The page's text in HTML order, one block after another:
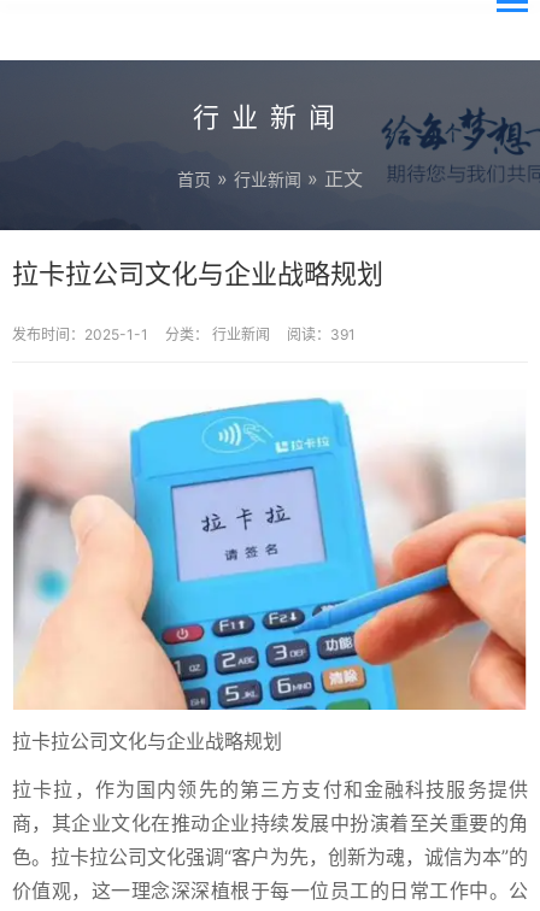
行业新闻
首页 » 行业新闻 » 正文
拉卡拉公司文化与企业战略规划
发布时间：2025-1-1 分类： 行业新闻 阅读：391
拉卡拉公司文化与企业战略规划
拉卡拉，作为国内领先的第三方支付和金融科技服务提供
商，其企业文化在推动企业持续发展中扮演着至关重要的角
色。拉卡拉公司文化强调“客户为先，创新为魂，诚信为本”的
价值观，这一理念深深植根于每一位员工的日常工作中。公